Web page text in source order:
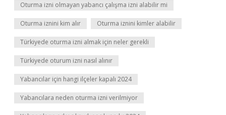
Oturma izni olmayan yabancı çalışma izni alabilir mi
Oturma iznini kim alır Oturma iznini kimler alabilir
Türkiyede oturma izni almak için neler gerekli
Türkiyede oturum izni nasıl alınır
Yabancılar için hangi ilçeler kapalı 2024
Yabancılara neden oturma izni verilmiyor